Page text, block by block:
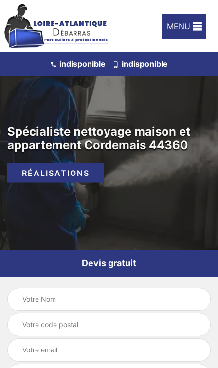
MENU
indisponible indisponible
Spécialiste nettoyage maison et
appartement Cordemais 44360
RÉALISATIONS
Devis gratuit